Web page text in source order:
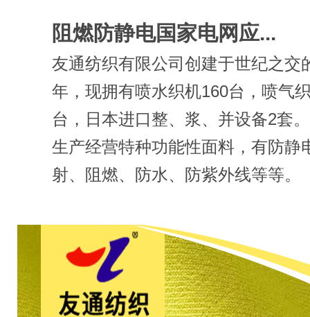
阻燃防静电国家电网应...
友通纺织有限公司创建于世纪之交
年，现拥有喷水织机160台，喷气
台，日本进口整、浆、并设备2套
生产经营特种功能性面料，有防静
射、阻燃、防水、防紫外线等等。